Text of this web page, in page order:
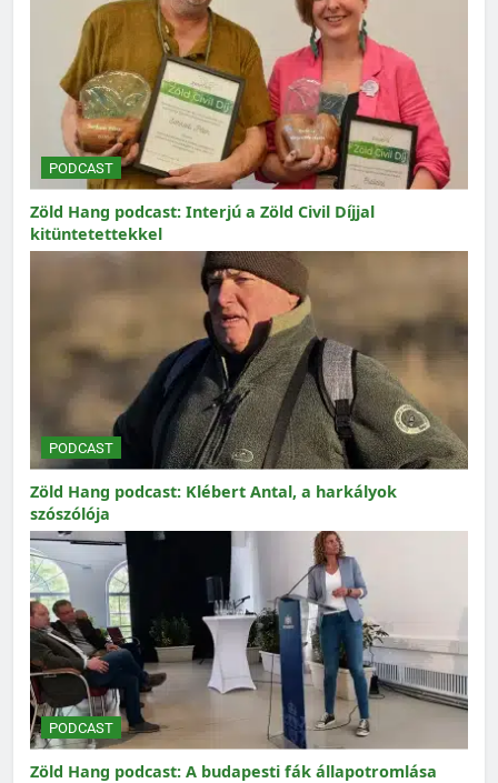
PODCAST
Zöld Hang podcast: Interjú a Zöld Civil Díjjal
kitüntetettekkel
PODCAST
Zöld Hang podcast: Klébert Antal, a harkályok
szószólója
PODCAST
Zöld Hang podcast: A budapesti fák állapotromlása